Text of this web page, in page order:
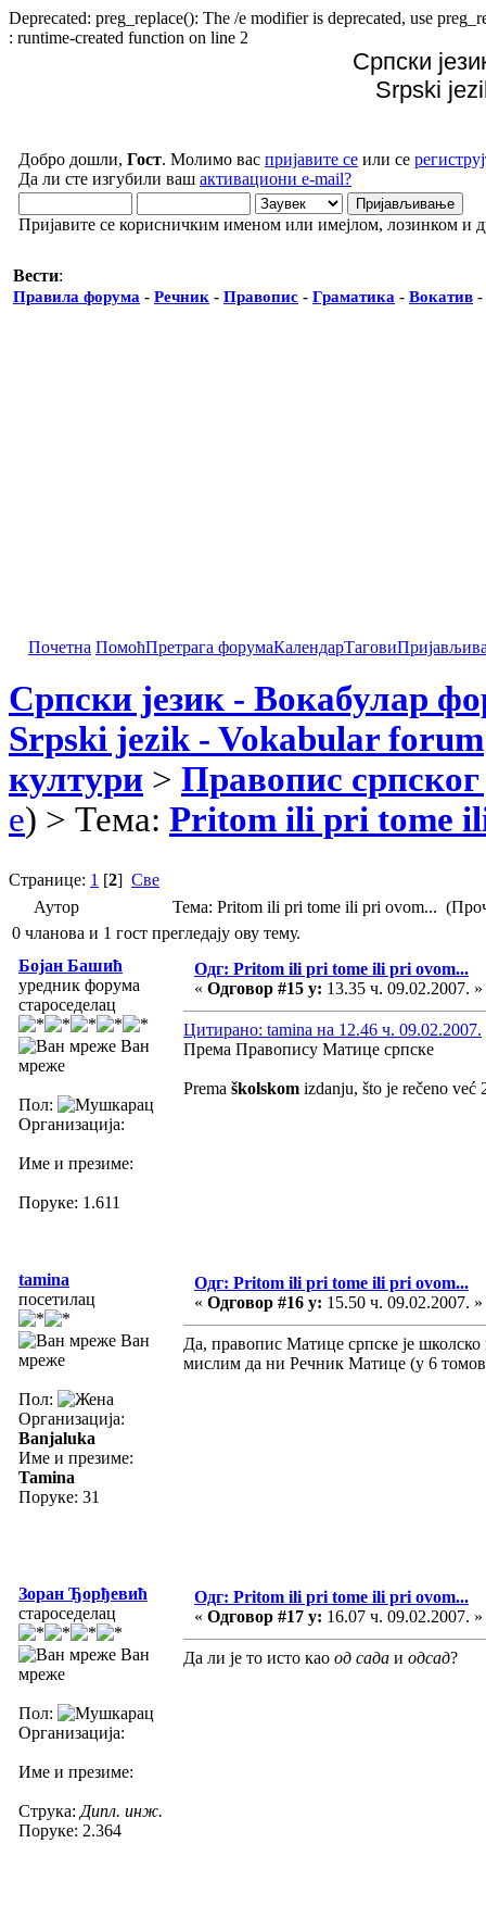
Deprecated: preg_replace(): The /e modifier is deprecated, use
: runtime-created function on line 2
Српски
Srpski
Добро дошли, Гост. Молимо вас пријавите се или се
Да ли сте изгубили ваш активациони e-mail?
Пријавите се корисничким именом или имејлом, лозинком и
Вести:
Правила форума - Речник - Правопис - Граматика - Вокатив -
Почетна ПомоћПретрага форумаКалендарТагови
Српски језик - Вокабулар
Srpski jezik - Vokabular forum
култури > Правопис српског
e) > Тема: Pritom ili pri tome
Странице: 1 [2] Све
Аутор
Тема: Pritom ili pri tome ili pri ovom...
0 чланова и 1 гост прегледају ову тему.
Бојан Башић
уредник форума
староседелац
Ван
мреже
Пол:
Организација:
Име и презиме:
Поруке: 1.611
Одг: Pritom ili pri tome ili pri ovom...
« Одговор #15 у: 13.35 ч. 09.02.2007. »
Цитирано: tamina на 12.46 ч. 09.02.2007.
Према Правопису Матице српске
Prema školskom izdanju, što je rečeno već
tamina
посетилац
Ван
мреже
Пол:
Организација:
Banjaluka
Име и презиме:
Tamina
Поруке: 31
Одг: Pritom ili pri tome ili pri ovom...
« Одговор #16 у: 15.50 ч. 09.02.2007. »
Да, правопис Матице српске је
мислим да ни Речник Матице (у 6
Зоран Ђорђевић
староседелац
Ван
мреже
Пол:
Организација:
Име и презиме:
Струка: Дипл. инж.
Поруке: 2.364
Одг: Pritom ili pri tome ili pri ovom...
« Одговор #17 у: 16.07 ч. 09.02.2007. »
Да ли је то исто као од сада и одсад?